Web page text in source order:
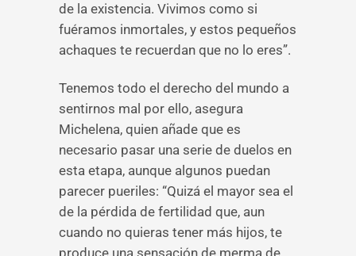
de la existencia. Vivimos como si
fuéramos inmortales, y estos pequeños
achaques te recuerdan que no lo eres”.
Tenemos todo el derecho del mundo a
sentirnos mal por ello, asegura
Michelena, quien añade que es
necesario pasar una serie de duelos en
esta etapa, aunque algunos puedan
parecer pueriles: “Quizá el mayor sea el
de la pérdida de fertilidad que, aun
cuando no quieras tener más hijos, te
produce una sensación de merma de